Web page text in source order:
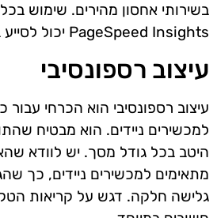
PageSpeed Insights יכול לסייע בזיהוי בעיות מהירות.
עיצוב רספונסיבי
עיצוב רספונסיבי הוא הכרחי עבור
למכשירים ניידים. הוא מבטיח
היטב בכל גודל מסך. יש לוודא
מתאימים למכשירים ניידים, כך
גלישה חלקה. דגש על קריאות